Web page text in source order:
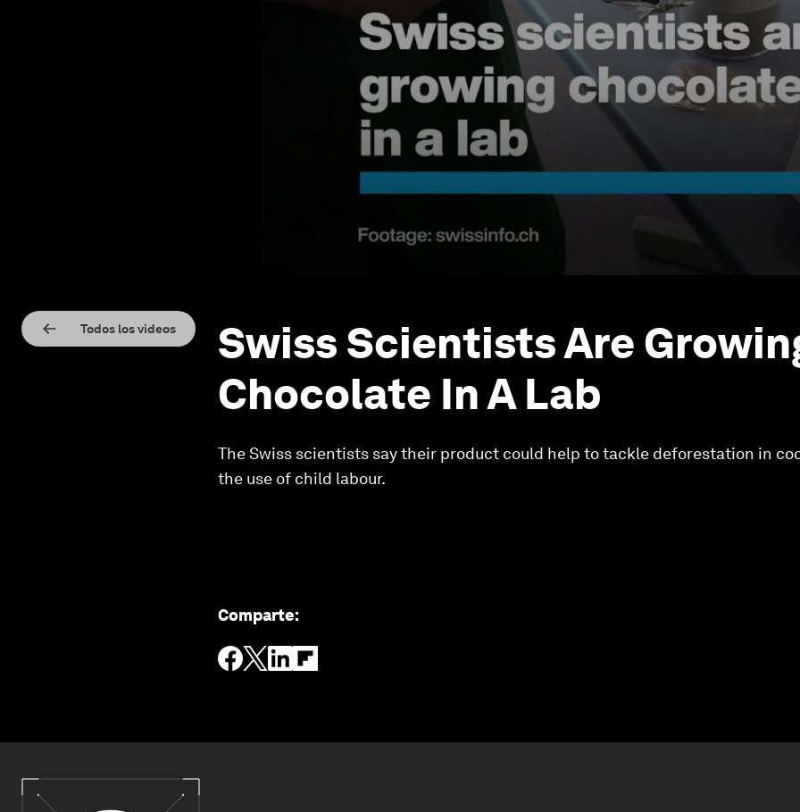
Todos los videos
Swiss Scientists Are
Chocolate In A Lab
The Swiss scientists say their product could help to tackle deforestation in
the use of child labour.
Comparte: